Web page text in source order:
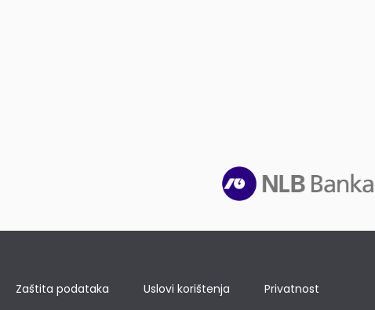
Zaštita podataka Uslovi korištenja Privatnost